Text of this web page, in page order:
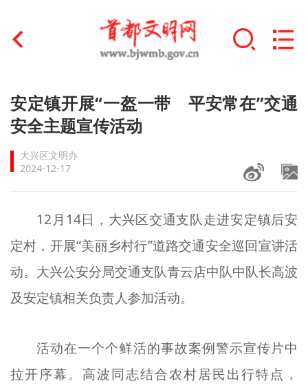
首页
文明创建
文明实践
未成年人思想道德建设
榜样人物
+
身边好人
北京宣传文化引导基金
安定镇开展“一盔一带 平安常在”交通
安全主题宣传活动
大兴区文明办
2024-12-17
12月14日，大兴区交通支队走进安定镇后安
定村，开展“美丽乡村行”道路交通安全巡回宣讲活
动。大兴公安分局交通支队青云店中队中队长高波
及安定镇相关负责人参加活动。
活动在一个个鲜活的事故案例警示宣传片中
拉开序幕。高波同志结合农村居民出行特点，